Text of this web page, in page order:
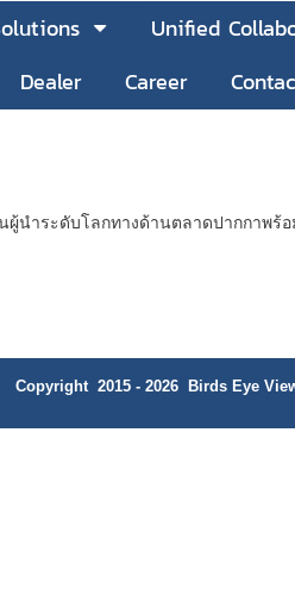
Unified
Dealer Career
ผู้นำระดับโลกทางด้านตลาดปากกาพ
Copyright 2015 - 2026 Birds Eye